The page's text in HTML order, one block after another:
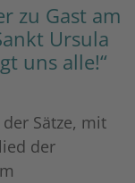
zu Gast am
Ursula
uns alle!“
Sätze, mit
der